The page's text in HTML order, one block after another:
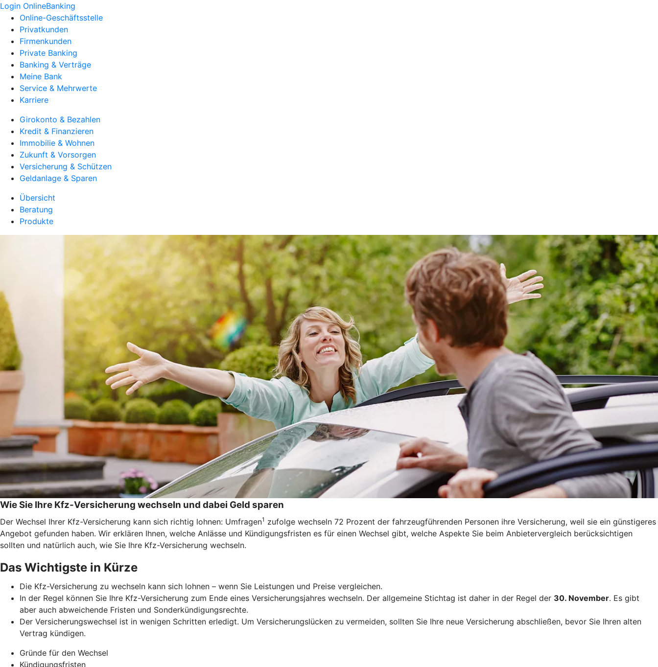
Login OnlineBanking
Online-Geschäftsstelle
Privatkunden
Firmenkunden
Private Banking
Banking & Verträge
Meine Bank
Service & Mehrwerte
Karriere
Girokonto & Bezahlen
Kredit & Finanzieren
Immobilie & Wohnen
Zukunft & Vorsorgen
Versicherung & Schützen
Geldanlage & Sparen
Übersicht
Beratung
Produkte
Wie Sie Ihre Kfz-Versicherung wechseln und dabei Geld sparen
Der Wechsel Ihrer Kfz-Versicherung kann sich richtig lohnen: Umfragen1 zufolge wechseln 72 Prozent der fahrzeugführenden Personen ihre Versicherung, weil sie ein günstigeres
Angebot gefunden haben. Wir erklären Ihnen, welche Anlässe und Kündigungsfristen es für einen Wechsel gibt, welche Aspekte Sie beim Anbietervergleich berücksichtigen
sollten und natürlich auch, wie Sie Ihre Kfz-Versicherung wechseln.
Das Wichtigste in Kürze
Die Kfz-Versicherung zu wechseln kann sich lohnen – wenn Sie Leistungen und Preise vergleichen.
In der Regel können Sie Ihre Kfz-Versicherung zum Ende eines Versicherungsjahres wechseln. Der allgemeine Stichtag ist daher in der Regel der 30. November. Es gibt
aber auch abweichende Fristen und Sonderkündigungsrechte.
Der Versicherungswechsel ist in wenigen Schritten erledigt. Um Versicherungslücken zu vermeiden, sollten Sie Ihre neue Versicherung abschließen, bevor Sie Ihren alten
Vertrag kündigen.
Gründe für den Wechsel
Kündigungsfristen